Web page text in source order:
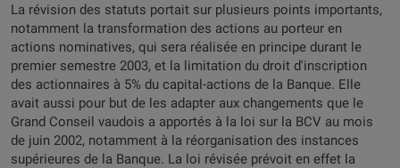
La révision des statuts portait sur plusieurs points importants,
notamment la transformation des actions au porteur en
actions nominatives, qui sera réalisée en principe durant le
premier semestre 2003, et la limitation du droit d'inscription
des actionnaires à 5% du capital-actions de la Banque. Elle
avait aussi pour but de les adapter aux changements que le
Grand Conseil vaudois a apportés à la loi sur la BCV au mois
de juin 2002, notamment à la réorganisation des instances
supérieures de la Banque. La loi révisée prévoit en effet la